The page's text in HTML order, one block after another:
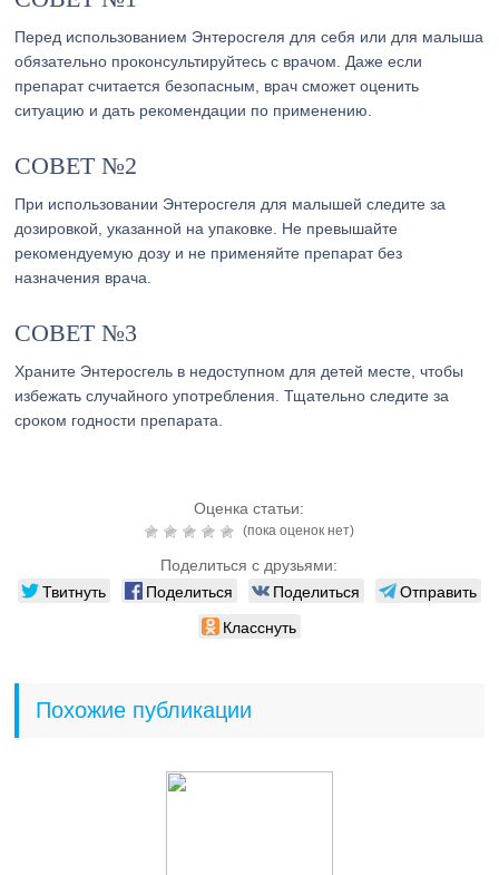
Перед использованием Энтеросгеля для себя или для малыша
обязательно проконсультируйтесь с врачом. Даже если
препарат считается безопасным, врач сможет оценить
ситуацию и дать рекомендации по применению.
СОВЕТ №2
При использовании Энтеросгеля для малышей следите за
дозировкой, указанной на упаковке. Не превышайте
рекомендуемую дозу и не применяйте препарат без
назначения врача.
СОВЕТ №3
Храните Энтеросгель в недоступном для детей месте, чтобы
избежать случайного употребления. Тщательно следите за
сроком годности препарата.
Оценка статьи:
(пока оценок нет)
Поделиться с друзьями:
Твитнуть Поделиться Поделиться
Отправить
Класснуть
Похожие публикации